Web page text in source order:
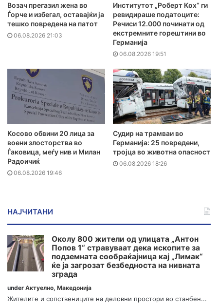
Возач прегазил жена во
Ѓорче и избегал, оставајќи ја
тешко повредена на патот
06.08.2026 21:03
Институтот „Роберт Кох“ ги
ревидираше податоците:
Речиси 12.000 починати од
екстремните горештини во
Германија
06.08.2026 19:51
Косово обвини 20 лица за
воени злосторства во
Ѓаковица, меѓу нив и Милан
Радоичиќ
06.08.2026 19:46
Судир на трамваи во
Германија: 25 повредени,
тројца во животна опасност
06.08.2026 18:26
НАЈЧИТАНИ
Околу 800 жители од улицата „Антон
Попов 1“ стравуваат дека ископите за
подземната сообраќајница кај „Лимак“
ќе ја загрозат безбедноста на нивната
зграда
under Актуелно, Македонија
Жителите и сопствениците на деловни простори во станбен...